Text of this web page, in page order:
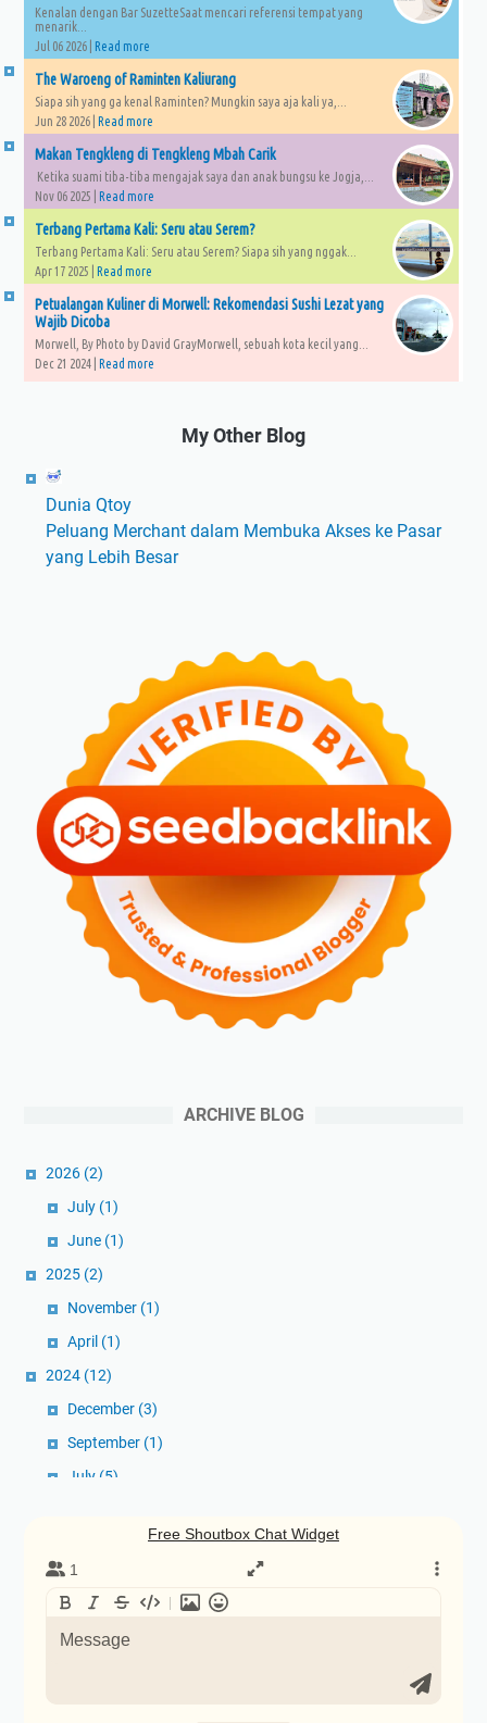
Kenalan dengan Bar SuzetteSaat mencari referensi tempat yang
menarik...
Jul 06 2026 | Read more
The Waroeng of Raminten Kaliurang
Siapa sih yang ga kenal Raminten? Mungkin saya aja kali ya,...
Jun 28 2026 | Read more
Makan Tengkleng di Tengkleng Mbah Carik
Ketika suami tiba-tiba mengajak saya dan anak bungsu ke Jogja,...
Nov 06 2025 | Read more
Terbang Pertama Kali: Seru atau Serem?
Terbang Pertama Kali: Seru atau Serem? Siapa sih yang nggak...
Apr 17 2025 | Read more
Petualangan Kuliner di Morwell: Rekomendasi Sushi Lezat yang
Wajib Dicoba
Morwell, By Photo by David GrayMorwell, sebuah kota kecil yang...
Dec 21 2024 | Read more
My Other Blog
Dunia Qtoy
Peluang Merchant dalam Membuka Akses ke Pasar
yang Lebih Besar
ARCHIVE BLOG
2026 (2)
July (1)
June (1)
2025 (2)
November (1)
April (1)
2024 (12)
December (3)
September (1)
July (5)
January
2023
(5)
December